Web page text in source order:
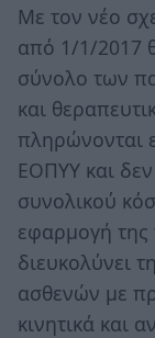
Με τον νέο
από 1/1/2017
σύνολο των
και
πληρώνονται
ΕΟΠΥΥ και
συνολικού
εφαρμογή της
διευκολύνει
ασθενών με
κινητικά και